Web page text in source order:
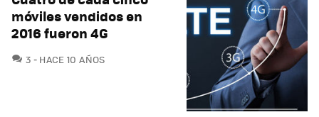
móviles vendidos en
2016 fueron 4G
3 COMENTARIOS
HACE 10 AÑOS